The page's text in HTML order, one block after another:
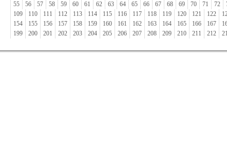
55
56 57 58 59 60 61 62 63 64 65 66 67 68 69 70 71 72
109
110 111 112 113 114 115 116 117 118 119 120 121 122
154
155 156 157 158 159 160 161 162 163 164 165 166 167
199
200 201 202 203 204 205 206 207 208 209 210 211 212